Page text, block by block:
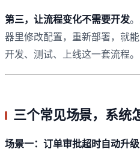
第三，让流程变化不需要开发
器里修改配置，重新部署，就
开发、测试、上线这一套流程。
三个常见场景，系统
场景一：订单审批超时自动升级